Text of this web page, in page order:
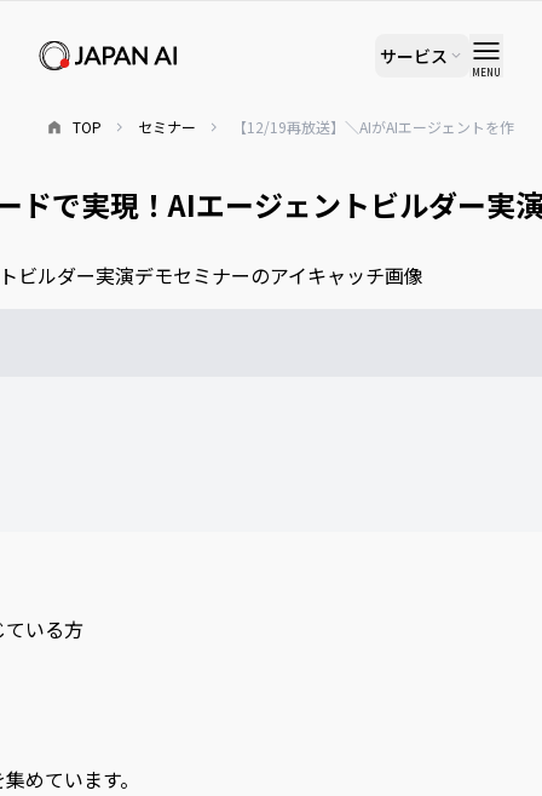
サービス
MENU
TOP セミナー 【12/19再放送】＼AIがAIエージェントを作
で実現！AIエージェントビルダー実
いる方
めています。